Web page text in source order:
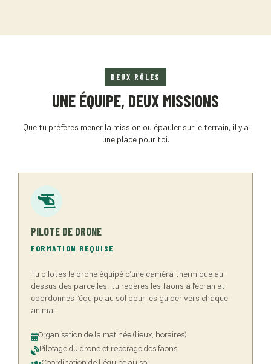
DEUX RÔLES
UNE ÉQUIPE, DEUX MISSIONS
Que tu préfères mener la mission ou épauler sur le terrain, il y a
une place pour toi.
PILOTE DE DRONE
FORMATION REQUISE
Tu pilotes le drone équipé d’une caméra thermique au-
dessus des parcelles, tu repères les faons à l’écran et
coordonnes l’équipe au sol pour les guider vers chaque
animal.
Organisation de la matinée (lieux, horaires)
Pilotage du drone et repérage des faons